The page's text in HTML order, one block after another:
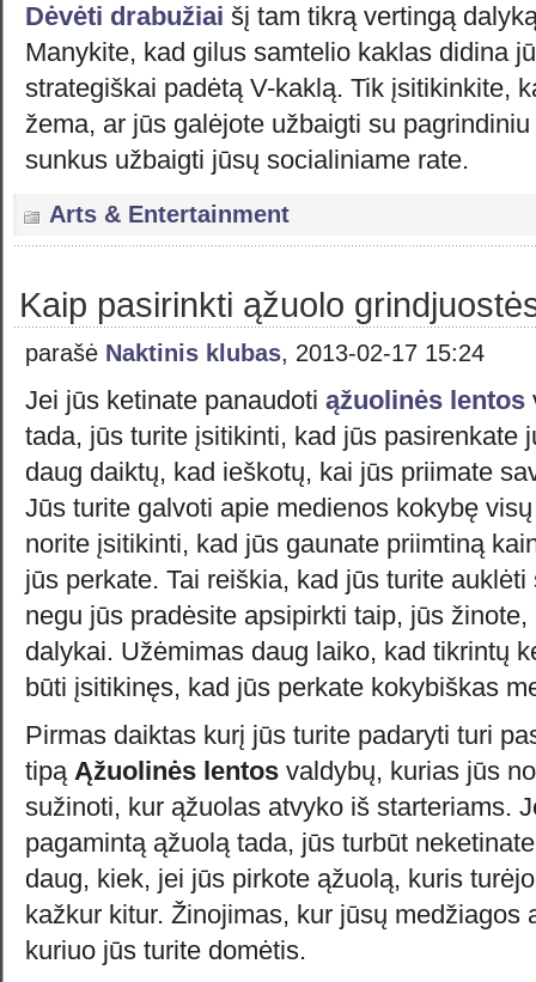
Dėvėti drabužiai šį tam tikrą vertingą
Manykite, kad gilus samtelio kaklas didina
strategiškai padėtą V-kaklą. Tik įsitikinkite,
žema, ar jūs galėjote užbaigti su
sunkus užbaigti jūsų socialiniame rate.
Arts & Entertainment
Kaip pasirinkti ąžuolo
parašė Naktinis klubas, 2013-02-17 15:24
Jei jūs ketinate panaudoti ąžuolinės lentos
tada, jūs turite įsitikinti, kad jūs pasirenkate
daug daiktų, kad ieškotų, kai jūs priimate
Jūs turite galvoti apie medienos kokybę
norite įsitikinti, kad jūs gaunate priimtiną
jūs perkate. Tai reiškia, kad jūs turite
negu jūs pradėsite apsipirkti taip, jūs
dalykai. Užėmimas daug laiko, kad tikrintų
būti įsitikinęs, kad jūs perkate kokybiškas
Pirmas daiktas kurį jūs turite padaryti turi
tipą Ąžuolinės lentos valdybų, kurias jūs
sužinoti, kur ąžuolas atvyko iš starteriams.
pagamintą ąžuolą tada, jūs turbūt
daug, kiek, jei jūs pirkote ąžuolą, kuris
kažkur kitur. Žinojimas, kur jūsų medžiagos
kuriuo jūs turite domėtis.